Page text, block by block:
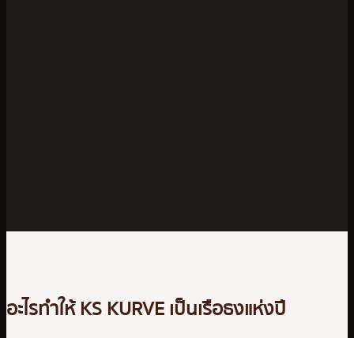
อะไรทำให้ KS KURVE เป็นเรือธงแห่งปี